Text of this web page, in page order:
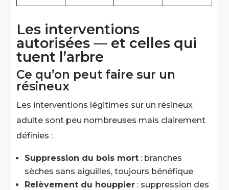
Les interventions
autorisées — et celles qui
tuent l’arbre
Ce qu’on peut faire sur un
résineux
Les interventions légitimes sur un résineux
adulte sont peu nombreuses mais clairement
définies :
Suppression du bois mort : branches
sèches sans aiguilles, toujours bénéfique
Relèvement du houppier : suppression des